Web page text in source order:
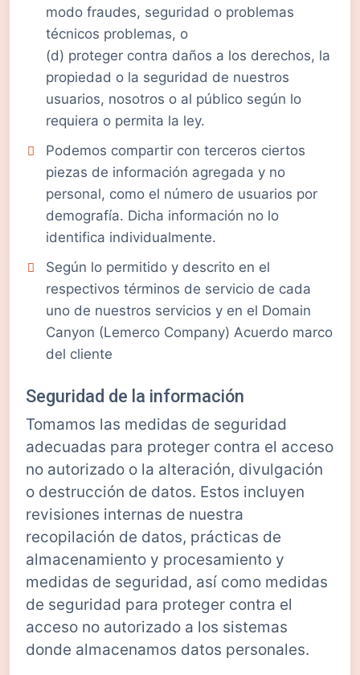
modo fraudes, seguridad o problemas
técnicos problemas, o
(d) proteger contra daños a los derechos, la
propiedad o la seguridad de nuestros
usuarios, nosotros o al público según lo
requiera o permita la ley.
Podemos compartir con terceros ciertos
piezas de información agregada y no
personal, como el número de usuarios por
demografía. Dicha información no lo
identifica individualmente.
Según lo permitido y descrito en el
respectivos términos de servicio de cada
uno de nuestros servicios y en el Domain
Canyon (Lemerco Company) Acuerdo marco
del cliente
Seguridad de la información
Tomamos las medidas de seguridad
adecuadas para proteger contra el acceso
no autorizado o la alteración, divulgación
o destrucción de datos. Estos incluyen
revisiones internas de nuestra
recopilación de datos, prácticas de
almacenamiento y procesamiento y
medidas de seguridad, así como medidas
de seguridad para proteger contra el
acceso no autorizado a los sistemas
donde almacenamos datos personales.